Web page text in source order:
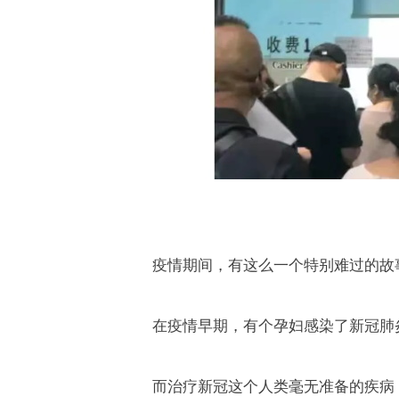
疫情期间，有这么一个特别难过的故
在疫情早期，有个孕妇感染了新冠
而治疗新冠这个人类毫无准备的疾